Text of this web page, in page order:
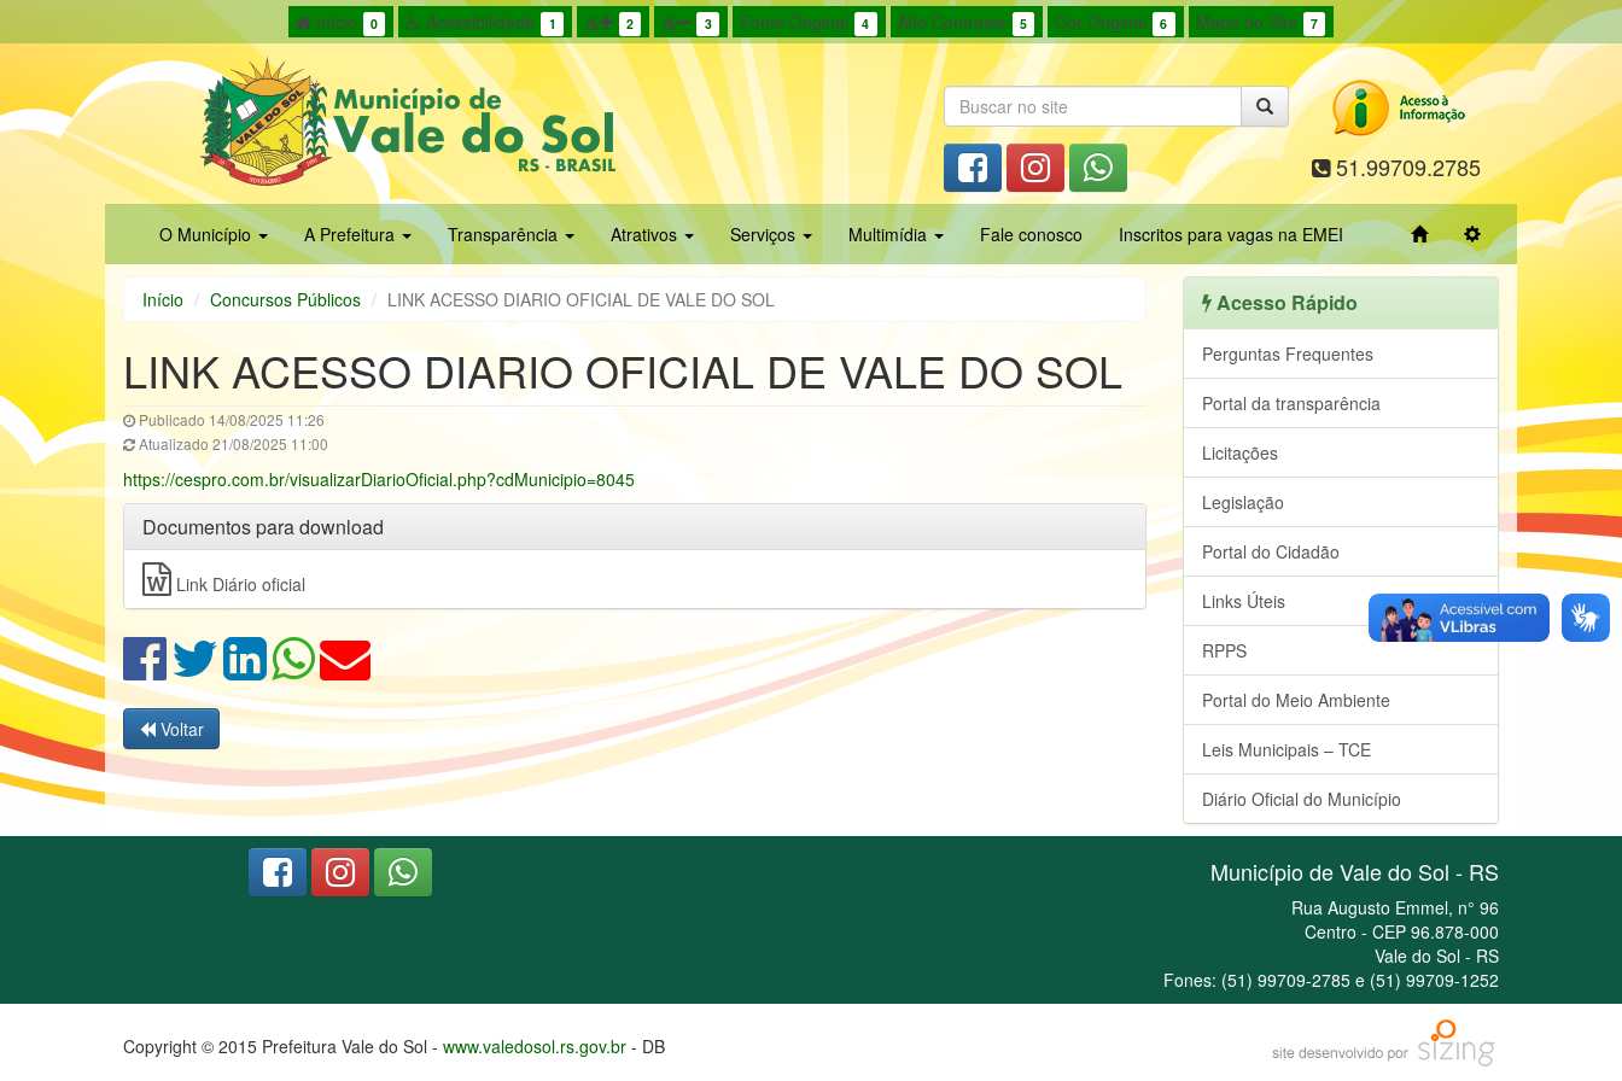
Início 0 Acessibilidade 1 2 3 Fonte Original 4 Alto Contraste 5 Cor Original 6 Mapa do Site 7
51.99709.2785
O Município A Prefeitura Transparência Atrativos Serviços Multimídia Fale conosco Inscritos para vagas na EMEI
Início Concursos Públicos LINK ACESSO DIARIO OFICIAL DE VALE DO SOL
LINK ACESSO DIARIO OFICIAL DE VALE DO SOL
Publicado 14/08/2025 11:26
Atualizado 21/08/2025 11:00
https://cespro.com.br/visualizarDiarioOficial.php?cdMunicipio=8045
Documentos para download
Link Diário oficial
Voltar
Acesso Rápido
Perguntas Frequentes
Portal da transparência
Licitações
Legislação
Portal do Cidadão
Links Úteis
RPPS
Portal do Meio Ambiente
Leis Municipais – TCE
Diário Oficial do Município
Município de Vale do Sol - RS
Rua Augusto Emmel, n° 96
Centro - CEP 96.878-000
Vale do Sol - RS
Fones: (51) 99709-2785 e (51) 99709-1252
Copyright © 2015 Prefeitura Vale do Sol - www.valedosol.rs.gov.br - DB